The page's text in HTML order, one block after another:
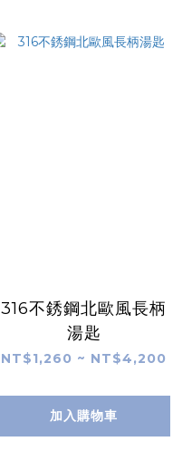
316不銹鋼北歐風長柄
湯匙
NT$1,260 ~ NT$4,200
加入購物車